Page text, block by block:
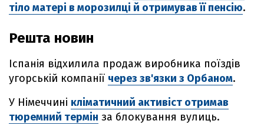
тіло матері в морозилці й отримував її пенсію.
Решта новин
Іспанія відхилила продаж виробника поїздів
угорській компанії через зв'язки з Орбаном.
У Німеччині кліматичний активіст отримав
тюремний термін за блокування вулиць.